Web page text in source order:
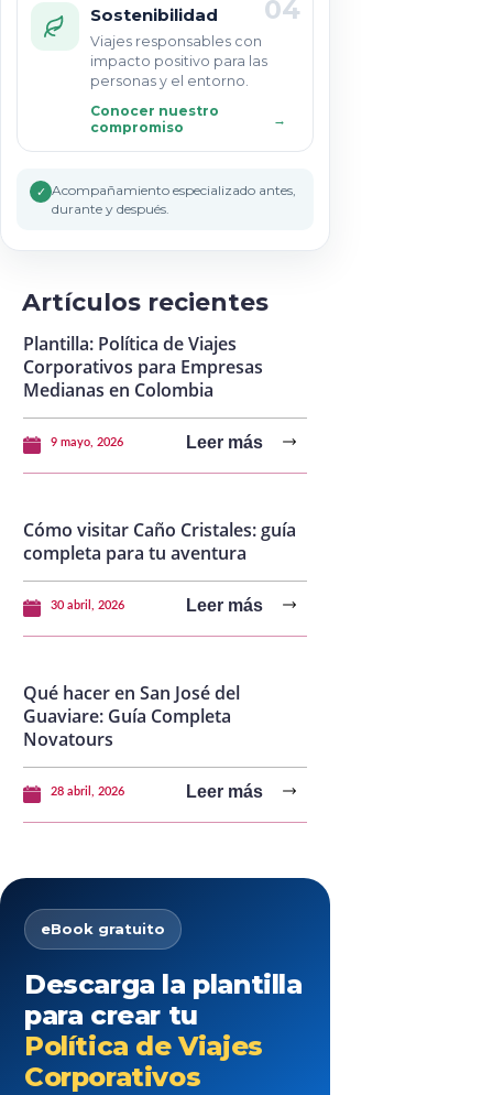
04
Sostenibilidad
Viajes responsables con
impacto positivo para las
personas y el entorno.
Conocer nuestro
compromiso
→
✓ Acompañamiento especializado antes,
durante y después.
Artículos recientes
Plantilla: Política de Viajes
Corporativos para Empresas
Medianas en Colombia
9 mayo, 2026 Leer más
Cómo visitar Caño Cristales: guía
completa para tu aventura
30 abril, 2026 Leer más
Qué hacer en San José del
Guaviare: Guía Completa
Novatours
28 abril, 2026 Leer más
eBook gratuito
Descarga la plantilla
para crear tu
Política de Viajes
Corporativos